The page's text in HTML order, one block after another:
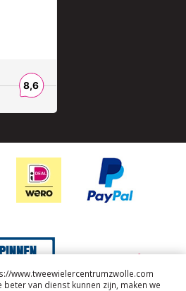
www.tweewielercentrumzwolle.com
van dienst kunnen zijn, maken we